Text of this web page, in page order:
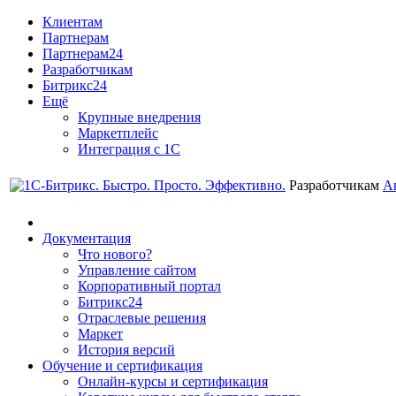
Клиентам
Партнерам
Партнерам24
Разработчикам
Битрикс24
Ещё
Крупные внедрения
Маркетплейс
Интеграция с 1С
Разработчикам
Документация
Что нового?
Управление сайтом
Корпоративный портал
Битрикс24
Отраслевые решения
Маркет
История версий
Обучение и сертификация
Онлайн-курсы и сертификация